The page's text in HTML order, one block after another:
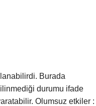
Burada
durumu ifade
Olumsuz etkiler :